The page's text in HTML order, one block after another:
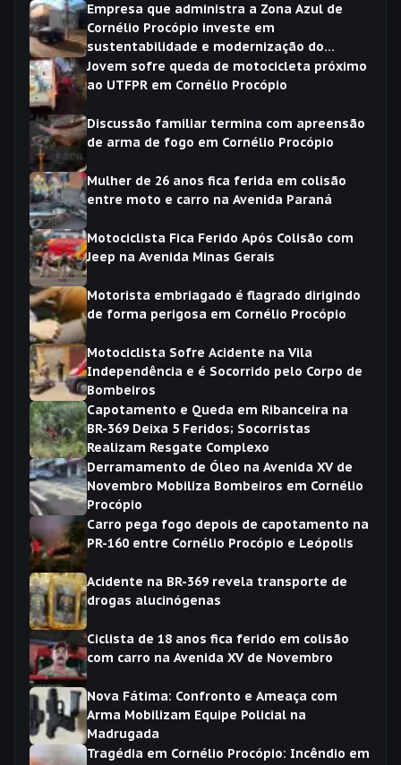
Empresa que administra a Zona Azul de
Cornélio Procópio investe em
sustentabilidade e modernização do
sistema
Jovem sofre queda de motocicleta próximo
ao UTFPR em Cornélio Procópio
Discussão familiar termina com apreensão
de arma de fogo em Cornélio Procópio
Mulher de 26 anos fica ferida em colisão
entre moto e carro na Avenida Paraná
Motociclista Fica Ferido Após Colisão com
Jeep na Avenida Minas Gerais
Motorista embriagado é flagrado dirigindo
de forma perigosa em Cornélio Procópio
Motociclista Sofre Acidente na Vila
Independência e é Socorrido pelo Corpo de
Bombeiros
Capotamento e Queda em Ribanceira na
BR-369 Deixa 5 Feridos; Socorristas
Realizam Resgate Complexo
Derramamento de Óleo na Avenida XV de
Novembro Mobiliza Bombeiros em Cornélio
Procópio
Carro pega fogo depois de capotamento na
PR-160 entre Cornélio Procópio e Leópolis
Acidente na BR-369 revela transporte de
drogas alucinógenas
Ciclista de 18 anos fica ferido em colisão
com carro na Avenida XV de Novembro
Nova Fátima: Confronto e Ameaça com
Arma Mobilizam Equipe Policial na
Madrugada
Tragédia em Cornélio Procópio: Incêndio em